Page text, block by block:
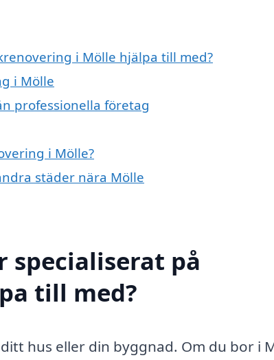
i Mölle hjälpa till med?
i Mölle
professionella företag
i Mölle?
städer nära Mölle
specialiserat på
till med?
hus eller din byggnad. Om du bor i